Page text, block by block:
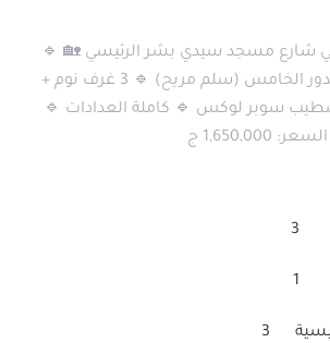
شارع مسجد سيدي بشر الرئيسي 🏡 🔹
المساحة: 110م 🔹 الدور الخامس (سلم مريح) 🔹 3 غرف نوم +
سوبر لوكس 🔹 كاملة العدادات 🔹
ج
3
1
3